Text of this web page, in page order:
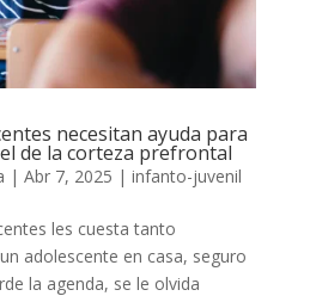
necesitan ayuda para
de la corteza prefrontal
| Abr 7, 2025 | infanto-juvenil
les cuesta tanto
adolescente en casa, seguro
la agenda, se le olvida